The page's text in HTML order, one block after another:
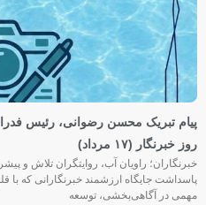
پیام تبریک محسن رضوانی، رئیس
روز خبرنگار (۱۷ مرداد)
پاسداشت جایگاه ارزشمند خبرنگارانی که با
مهمی در آگاهی‌بخشی، توسعه